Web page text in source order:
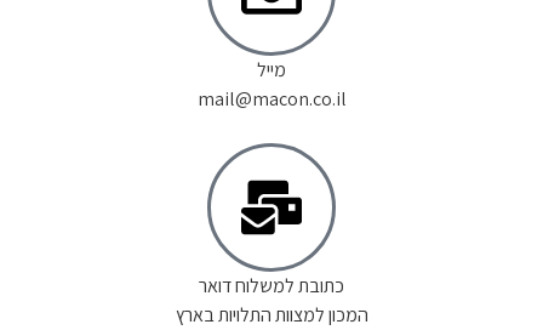
מייל
mail@macon.co.il
כתובת למשלוח דואר
המכון למצוות התלויות בארץ